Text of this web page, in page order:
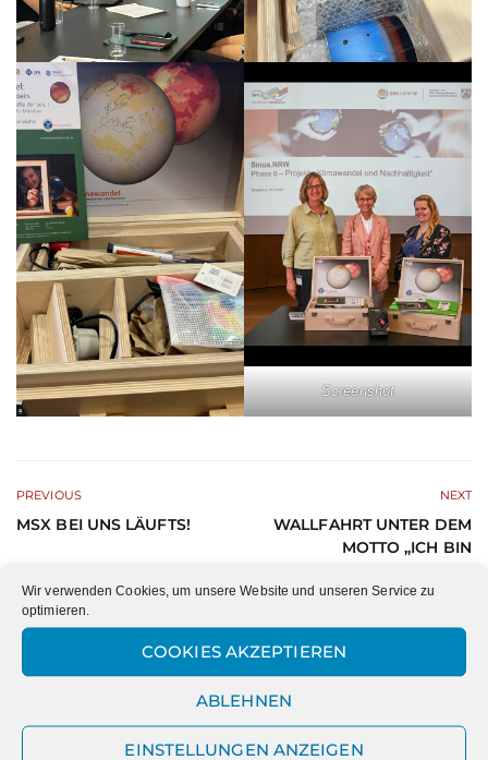
Wir verwenden Cookies, um unsere Website und unseren Service zu
optimieren.
COOKIES AKZEPTIEREN
ABLEHNEN
EINSTELLUNGEN ANZEIGEN
Screenshot
PREVIOUS
MSX BEI UNS LÄUFTS!
NEXT
WALLFAHRT UNTER DEM
MOTTO „ICH BIN
Datum